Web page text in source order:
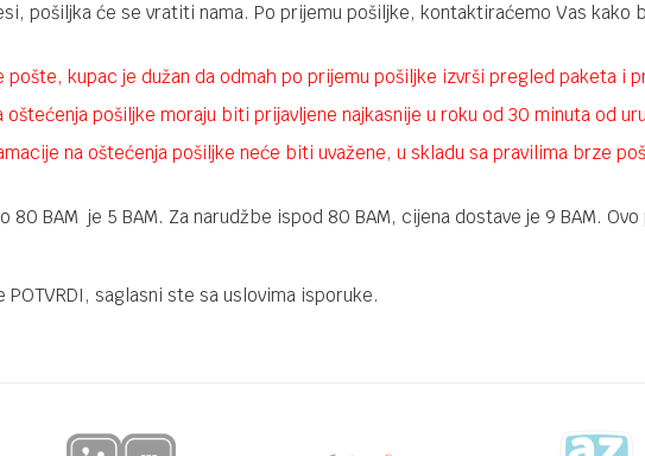
pošiljka će se vratiti nama. Po prijemu pošiljke, kontaktiraćemo Vas
kupac je dužan da odmah po prijemu pošiljke izvrši pregled paketa i
pošiljke moraju biti prijavljene najkasnije u roku od 30 minuta od
na oštećenja pošiljke neće biti uvažene, u skladu sa pravilima brze
80 BAM je 5 BAM. Za narudžbe ispod 80 BAM, cijena dostave je 9 BAM.
saglasni ste sa uslovima isporuke.